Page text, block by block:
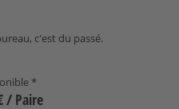
c'est du passé.
*
/ Paire